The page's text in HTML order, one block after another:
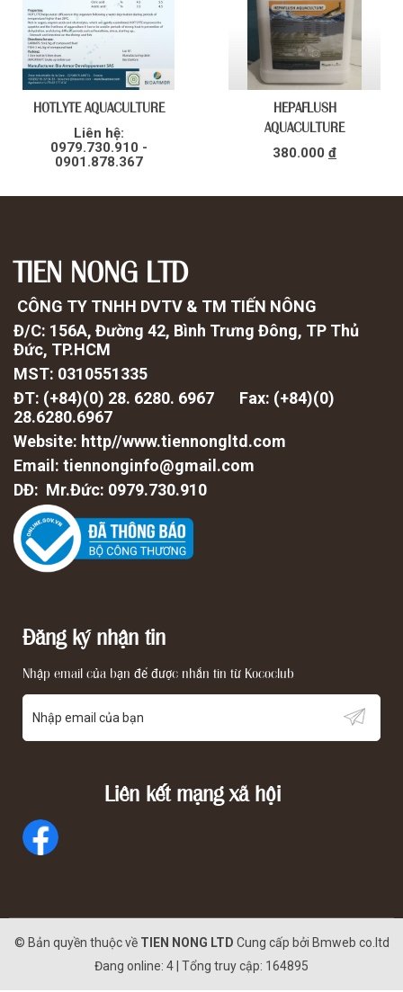
HOTLYTE AQUACULTURE
Liên hệ:
0979.730.910 -
0901.878.367
HEPAFLUSH
AQUACULTURE
380.000 đ
TIEN NONG LTD
CÔNG TY TNHH DVTV & TM TIẾN NÔNG
Đ/C: 156A, Đường 42, Bình Trưng Đông, TP Thủ
Đức, TP.HCM
MST: 0310551335
ĐT: (+84)(0) 28. 6280. 6967 Fax: (+84)(0)
28.6280.6967
Website: http//www.tiennongltd.com
Email: tiennonginfo@gmail.com
DĐ: Mr.Đức: 0979.730.910
Đăng ký nhận tin
Nhập email của bạn để được nhắn tin từ Kococlub
Liên kết mạng xã hội
© Bản quyền thuộc về TIEN NONG LTD Cung cấp bởi Bmweb co.ltd
Đang online: 4 | Tổng truy cập: 164895